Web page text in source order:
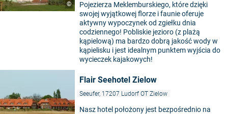
©
Pojezierza Meklemburskiego, które dzięki
swojej wyjątkowej florze i faunie oferuje
aktywny wypoczynek od zgiełku dnia
codziennego! Pobliskie jezioro (z plażą
kąpielową) ma bardzo dobrą jakość wody w
kąpielisku i jest idealnym punktem wyjścia do
wycieczek kajakowych!
Flair Seehotel Zielow
Seeufer, 17207 Ludorf OT Zielow
Nasz hotel położony jest bezpośrednio na